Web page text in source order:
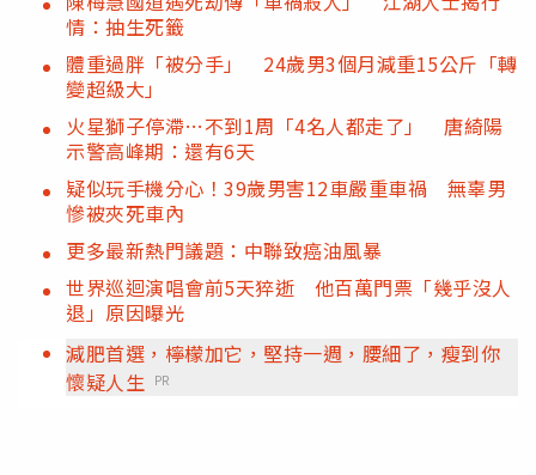
情：抽生死籤
體重過胖「被分手」 24歲男3個月減重15公斤「轉
變超級大」
火星獅子停滯…不到1周「4名人都走了」 唐綺陽
示警高峰期：還有6天
疑似玩手機分心！39歲男害12車嚴重車禍 無辜男
慘被夾死車內
更多最新熱門議題：中聯致癌油風暴
世界巡迴演唱會前5天猝逝 他百萬門票「幾乎沒人
退」原因曝光
減肥首選，檸檬加它，堅持一週，腰細了，瘦到你
懷疑人生 PR